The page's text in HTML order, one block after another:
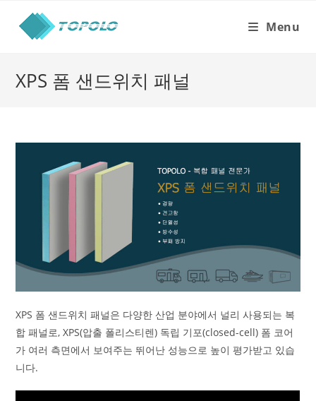
content
Menu
XPS 폼 샌드위치 패널
XPS 폼 샌드위치 패널은 다양한 산업 분야에서 널리 사용되는 복
합 패널로, XPS(압출 폴리스티렌) 독립 기포(closed-cell) 폼 코어
가 여러 측면에서 보여주는 뛰어난 성능으로 높이 평가받고 있습
니다.